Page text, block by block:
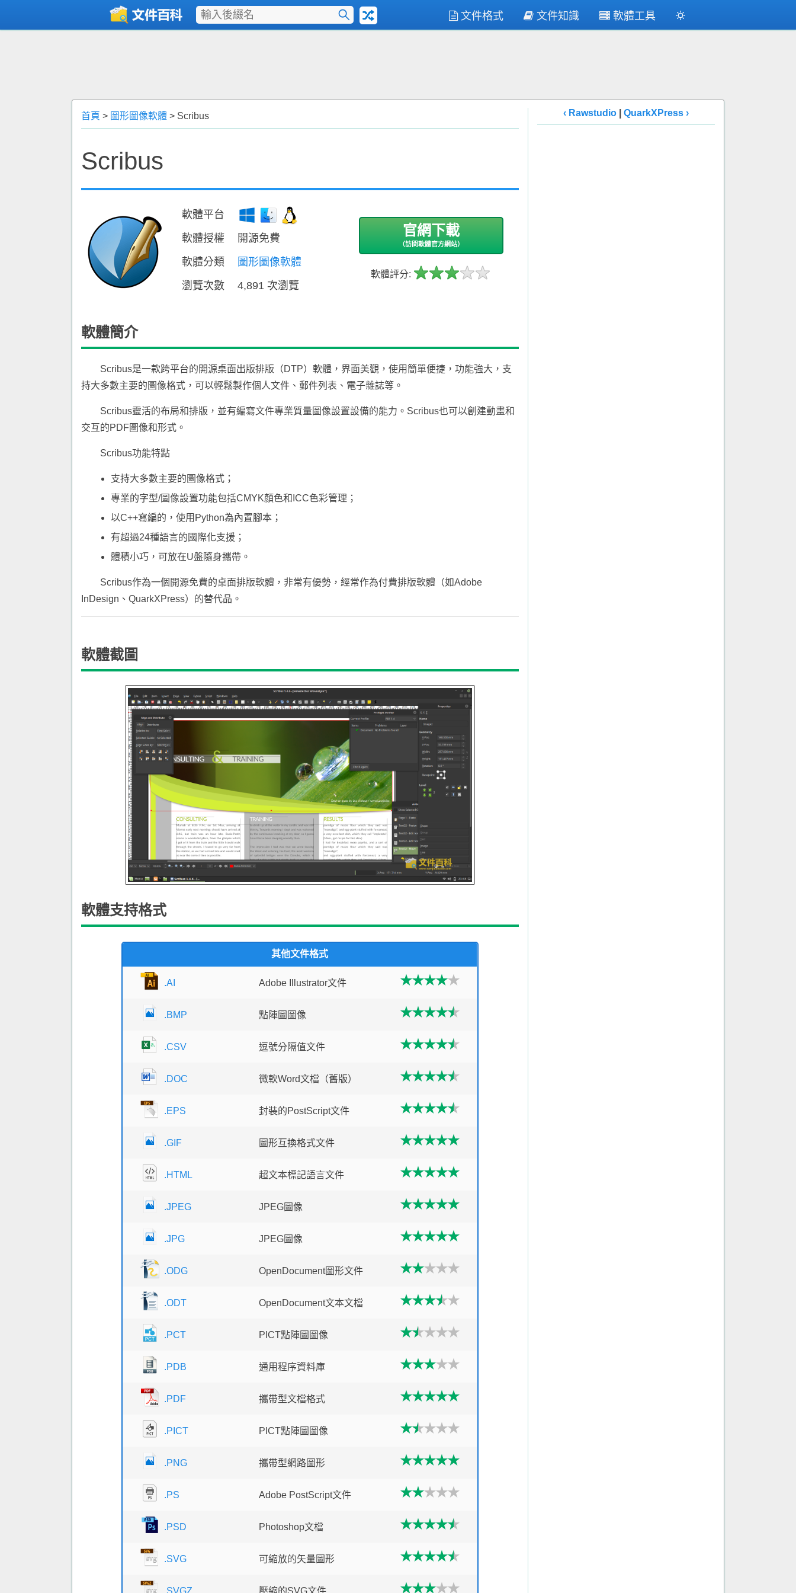
文件格式 文件知識 軟體工具
首頁 > 圖形圖像軟體 > Scribus
Scribus
軟體平台
軟體授權
開源免費
軟體分類
圖形圖像軟體
瀏覽次數
4,891 次瀏覽
官網下載
（訪問軟體官方網站）
軟體評分:
軟體簡介
Scribus是一款跨平台的開源桌面出版排版（DTP）軟體，界面美觀，使用簡單便捷，功能強大，支
持大多數主要的圖像格式，可以輕鬆製作個人文件、郵件列表、電子雜誌等。
Scribus靈活的布局和排版，並有編寫文件專業質量圖像設置設備的能力。Scribus也可以創建動畫和
交互的PDF圖像和形式。
Scribus功能特點
支持大多數主要的圖像格式；
專業的字型/圖像設置功能包括CMYK顏色和ICC色彩管理；
以C++寫編的，使用Python為內置腳本；
有超過24種語言的國際化支援；
體積小巧，可放在U盤隨身攜帶。
Scribus作為一個開源免費的桌面排版軟體，非常有優勢，經常作為付費排版軟體（如Adobe
InDesign、QuarkXPress）的替代品。
軟體截圖
軟體支持格式
其他文件格式
.AI Adobe Illustrator文件
.BMP 點陣圖圖像
.CSV 逗號分隔值文件
.DOC 微軟Word文檔（舊版）
.EPS 封裝的PostScript文件
.GIF 圖形互換格式文件
.HTML 超文本標記語言文件
.JPEG JPEG圖像
.JPG JPEG圖像
.ODG OpenDocument圖形文件
.ODT OpenDocument文本文檔
.PCT PICT點陣圖圖像
.PDB 通用程序資料庫
.PDF 攜帶型文檔格式
.PICT PICT點陣圖圖像
.PNG 攜帶型網路圖形
.PS Adobe PostScript文件
.PSD Photoshop文檔
.SVG 可縮放的矢量圖形
.SVGZ 壓縮的SVG文件
‹ Rawstudio QuarkXPress ›